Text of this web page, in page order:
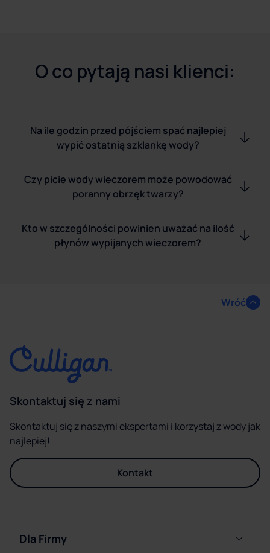
O co pytają nasi klienci:
Na ile godzin przed pójściem spać najlepiej
wypić ostatnią szklankę wody?
Czy picie wody wieczorem może powodować
poranny obrzęk twarzy?
Kto w szczególności powinien uważać na ilość
płynów wypijanych wieczorem?
Wróć
Skontaktuj się z nami
Skontaktuj się z naszymi ekspertami i korzystaj z wody jak
najlepiej!
Kontakt
Dla Firmy